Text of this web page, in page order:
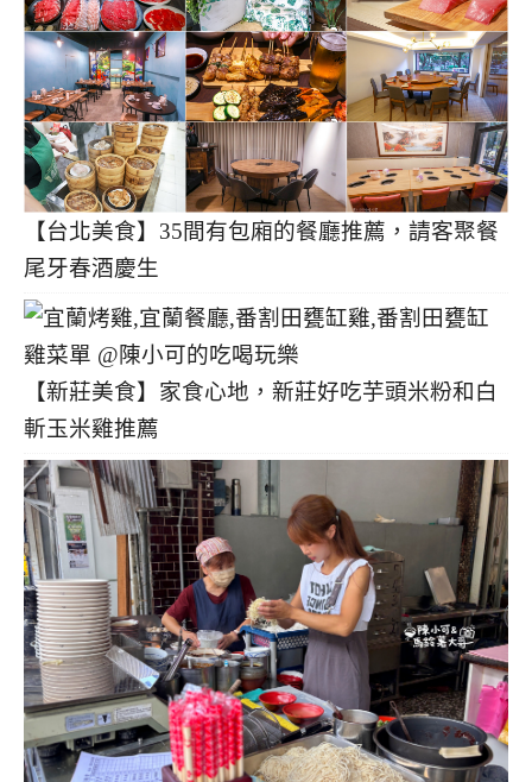
【台北美食】35間有包廂的餐廳推薦，請客聚餐
尾牙春酒慶生
【新莊美食】家食心地，新莊好吃芋頭米粉和白
斬玉米雞推薦